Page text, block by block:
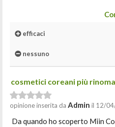
efficaci
nessuno
cosmetici coreani più
opinione inserita da Admin il 12/
Da quando ho scoperto Miin